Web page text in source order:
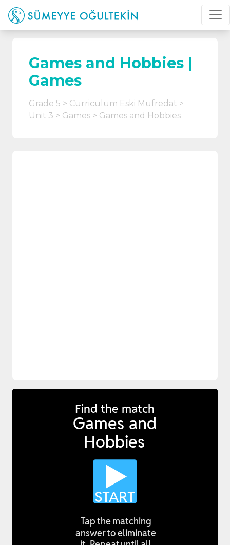
Games and Hobbies |
Games
Grade 5
Curriculum Eski Müfredat
Unit 3
Games Games and Hobbies